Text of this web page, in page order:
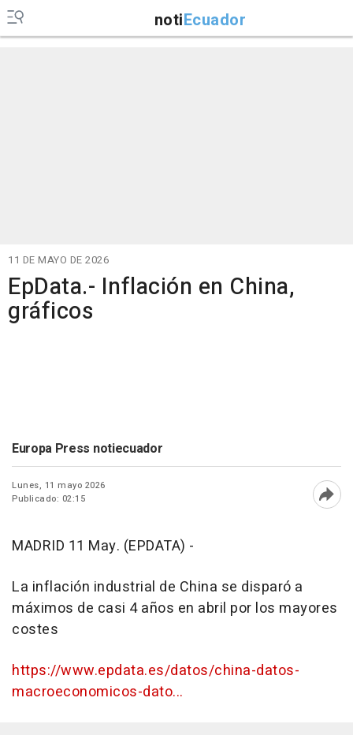
notiEcuador
11 DE MAYO DE 2026
EpData.- Inflación en China,
gráficos
Europa Press notiecuador
Lunes, 11 mayo 2026
Publicado: 02:15
MADRID 11 May. (EPDATA) -
La inflación industrial de China se disparó a
máximos de casi 4 años en abril por los mayores
costes
https://www.epdata.es/datos/china-datos-
macroeconomicos-dato...